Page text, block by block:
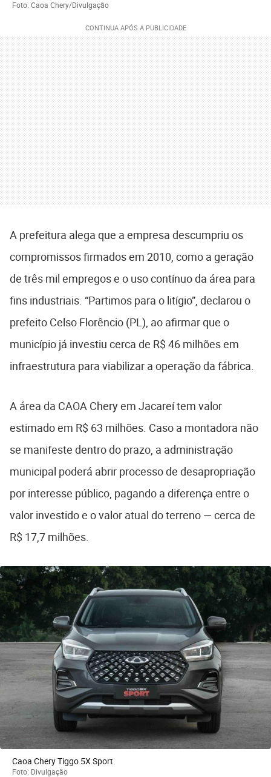
Foto: Caoa Chery/Divulgação
A prefeitura alega que a empresa descumpriu os
compromissos firmados em 2010, como a geração
de três mil empregos e o uso contínuo da área para
fins industriais. “Partimos para o litígio”, declarou o
prefeito Celso Florêncio (PL), ao afirmar que o
município já investiu cerca de R$ 46 milhões em
infraestrutura para viabilizar a operação da fábrica.
A área da CAOA Chery em Jacareí tem valor
estimado em R$ 63 milhões. Caso a montadora não
se manifeste dentro do prazo, a administração
municipal poderá abrir processo de desapropriação
por interesse público, pagando a diferença entre o
valor investido e o valor atual do terreno — cerca de
R$ 17,7 milhões.
Caoa Chery Tiggo 5X Sport
Foto: Divulgação